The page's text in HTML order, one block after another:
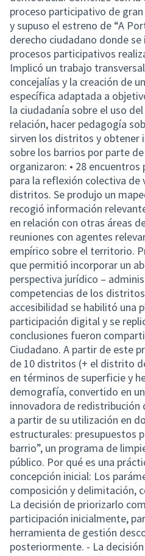
proceso participativo de
y supuso el estreno de “A
derecho ciudadano donde
procesos participativos
Implicó un trabajo
concejalías y la creación de
específica adaptada a
la ciudadanía sobre el uso
relación, hacer pedagogía
sirven los distritos y obtener
sobre los barrios por parte
organizaron: • 28 encuentros
para la reflexión colectiva de
distritos. Se produjo un
recogió información
en relación con otras áreas
reuniones con agentes
empírico sobre el territorio.
que permitió incorporar un
perspectiva jurídico –
competencias de los
accesibilidad se habilitó una
participación digital y se
conclusiones fueron
Ciudadano. A partir de este
de 10 distritos (+ el distrito
en términos de superficie y
demografía, convertido en
innovadora de redistribución
a partir de su utilización en
estructurales: presupuestos
barrio”, un programa de
público. Por qué es una
concepción inicial: Los
composición y delimitación,
La decisión de priorizarlo
participación inicialmente,
herramienta de gestión
posteriormente. - La